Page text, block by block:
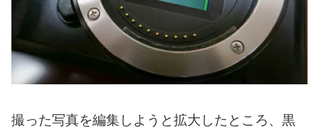
撮った写真を編集しようと拡大したところ、黒